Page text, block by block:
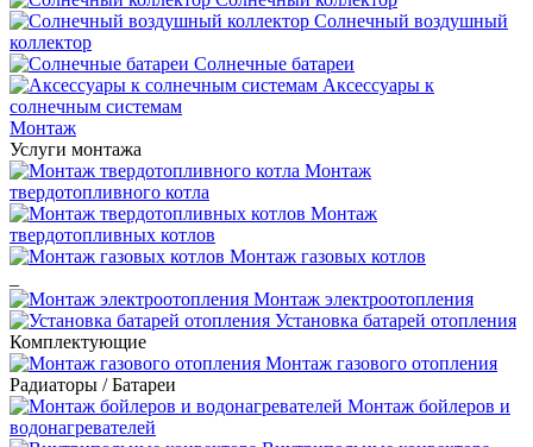
Солнечный воздушный
коллектор
Солнечные батареи
Аксессуары к
солнечным системам
Монтаж
Услуги монтажа
Монтаж
твердотопливного котла
Монтаж
твердотопливных котлов
Монтаж газовых котлов
Монтаж электроотопления
Установка батарей отопления
Комплектующие
Монтаж газового отопления
Радиаторы / Батареи
Монтаж бойлеров и
водонагревателей